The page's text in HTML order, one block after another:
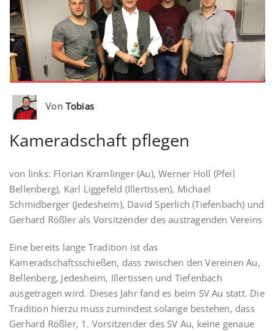
Von Tobias
Kameradschaft pflegen
von links: Florian Kramlinger (Au), Werner Holl (Pfeil
Bellenberg), Karl Liggefeld (Illertissen), Michael
Schmidberger (Jedesheim), David Sperlich (Tiefenbach) und
Gerhard Rößler als Vorsitzender des austragenden Vereins
Eine bereits lange Tradition ist das
Kameradschaftsschießen, dass zwischen den Vereinen Au,
Bellenberg, Jedesheim, Illertissen und Tiefenbach
ausgetragen wird. Dieses Jahr fand es beim SV Au statt. Die
Tradition hierzu muss zumindest solange bestehen, dass
Gerhard Rößler, 1. Vorsitzender des SV Au, keine genaue